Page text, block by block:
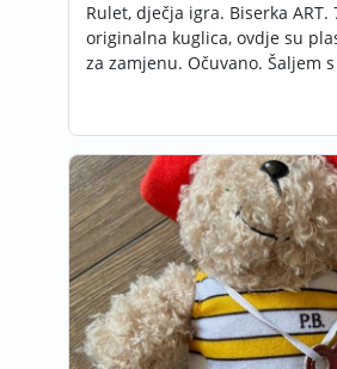
Rulet, dječja igra. Biserka ART.
originalna kuglica, ovdje su
za zamjenu. Očuvano. Šaljem